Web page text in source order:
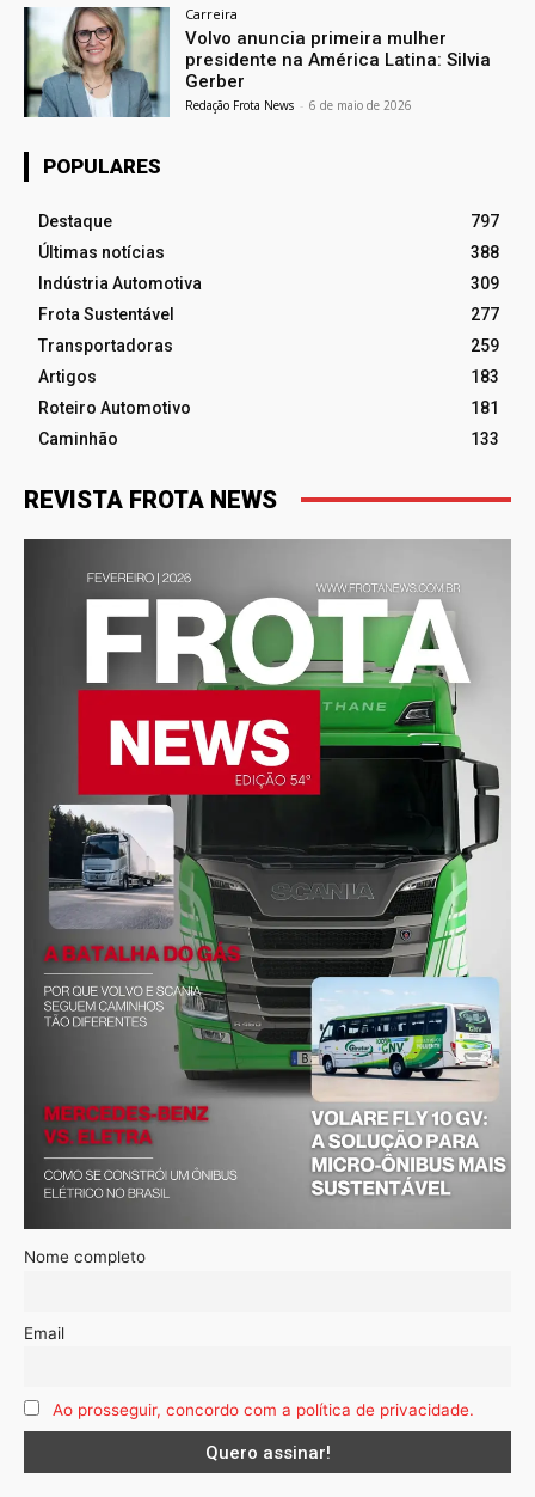
Carreira
Volvo anuncia primeira mulher
presidente na América Latina: Silvia
Gerber
Redação Frota News - 6 de maio de 2026
POPULARES
Destaque
797
Últimas notícias
388
Indústria Automotiva
309
Frota Sustentável
277
Transportadoras
259
Artigos
183
Roteiro Automotivo
181
Caminhão
133
REVISTA FROTA NEWS
Nome completo
Email
Ao prosseguir, concordo com a política de privacidade.